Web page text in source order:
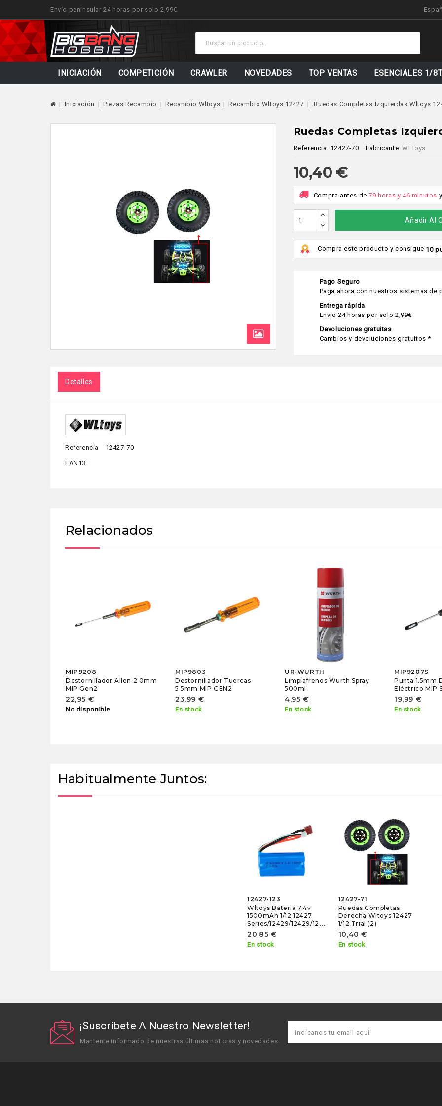
Envío peninsular 24 horas por solo 2,99€
Stock
INICIACIÓN COMPETICIÓN CRAWLER NOVEDADES TOP VENTAS ESENCIALES 1/
Iniciación Piezas Recambio Recambio Wltoys Recambio Wltoys 12427 Ruedas Completas Izquierdas Wltoys
Ruedas Completas
Referencia: 12427-70 Fabricante: WLToys
10,40 €
Compra antes de79 horas y 46 minutos
Añadir Al
Compra este producto y consigue 10
Pago Seguro
Paga ahora con nuestros sistemas de
Entrega rápida
Envío 24 horas por solo 2,99€
Devoluciones gratuitas
Cambios y devoluciones gratuitos *
Detalles
Referencia 12427-70
EAN13:
Relacionados
MIP9208
Destornillador Allen 2.0mm
MIP Gen2
22,95 €
No disponible
MIP9803
Destornillador Tuercas
5.5mm MIP GEN2
23,99 €
En stock
UR-WURTH
Limpiafrenos Wurth Spray
500ml
4,95 €
En stock
MIP9207S
Punta 1.5mm
Eléctrico MIP
19,99 €
En stock
Habitualmente Juntos:
12427-123
Wltoys Bateria 7.4v
1500mAh 1/12 12427
Series/12429/12429/12404/144001
20,85 €
En stock
12427-71
Ruedas Completas
Derecha Wltoys 12427
1/12 Trial (2)
10,40 €
En stock
¡Suscríbete A Nuestro Newsletter!
Mantente informado de nuestras últimas noticias y novedades